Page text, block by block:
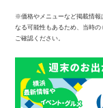
※価格やメニューなど掲載情報
なる可能性もあるため、当時
ご確認ください。